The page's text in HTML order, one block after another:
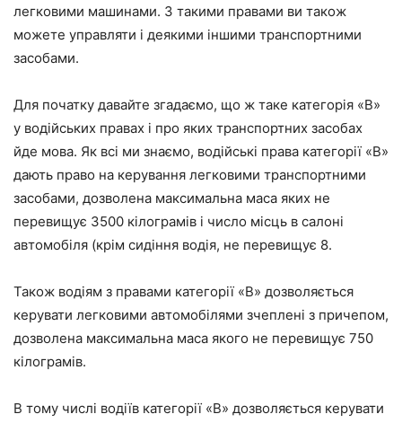
легковими машинами. З такими правами ви також
можете управляти і деякими іншими транспортними
засобами.
Для початку давайте згадаємо, що ж таке категорія «В»
у водійських правах і про яких транспортних засобах
йде мова. Як всі ми знаємо, водійські права категорії «В»
дають право на керування легковими транспортними
засобами, дозволена максимальна маса яких не
перевищує 3500 кілограмів і число місць в салоні
автомобіля (крім сидіння водія, не перевищує 8.
Також водіям з правами категорії «В» дозволяється
керувати легковими автомобілями зчеплені з причепом,
дозволена максимальна маса якого не перевищує 750
кілограмів.
В тому числі водіїв категорії «В» дозволяється керувати